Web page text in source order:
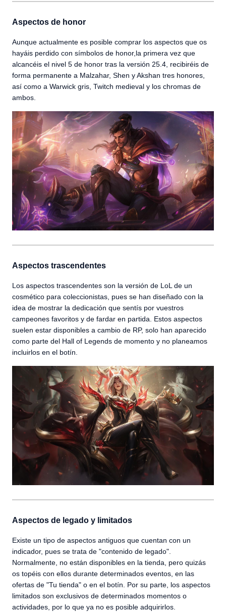
Aspectos de honor
Aunque actualmente es posible comprar los aspectos que os
hayáis perdido con símbolos de honor,la primera vez que
alcancéis el nivel 5 de honor tras la versión 25.4, recibiréis de
forma permanente a Malzahar, Shen y Akshan tres honores,
así como a Warwick gris, Twitch medieval y los chromas de
ambos.
Aspectos trascendentes
Los aspectos trascendentes son la versión de LoL de un
cosmético para coleccionistas, pues se han diseñado con la
idea de mostrar la dedicación que sentís por vuestros
campeones favoritos y de fardar en partida. Estos aspectos
suelen estar disponibles a cambio de RP, solo han aparecido
como parte del Hall of Legends de momento y no planeamos
incluirlos en el botín.
Aspectos de legado y limitados
Existe un tipo de aspectos antiguos que cuentan con un
indicador, pues se trata de "contenido de legado".
Normalmente, no están disponibles en la tienda, pero quizás
os topéis con ellos durante determinados eventos, en las
ofertas de "Tu tienda" o en el botín. Por su parte, los aspectos
limitados son exclusivos de determinados momentos o
actividades, por lo que ya no es posible adquirirlos.